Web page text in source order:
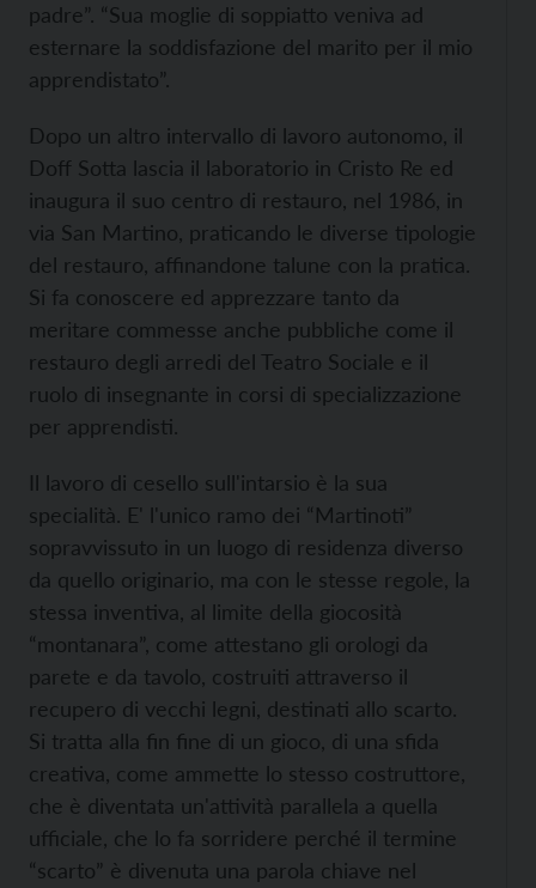
padre”. “Sua moglie di soppiatto veniva ad
esternare la soddisfazione del marito per il mio
apprendistato”.
Dopo un altro intervallo di lavoro autonomo, il
Doff Sotta lascia il laboratorio in Cristo Re ed
inaugura il suo centro di restauro, nel 1986, in
via San Martino, praticando le diverse tipologie
del restauro, affinandone talune con la pratica.
Si fa conoscere ed apprezzare tanto da
meritare commesse anche pubbliche come il
restauro degli arredi del Teatro Sociale e il
ruolo di insegnante in corsi di specializzazione
per apprendisti.
Il lavoro di cesello sull'intarsio è la sua
specialità. E' l'unico ramo dei “Martinoti”
sopravvissuto in un luogo di residenza diverso
da quello originario, ma con le stesse regole, la
stessa inventiva, al limite della giocosità
“montanara”, come attestano gli orologi da
parete e da tavolo, costruiti attraverso il
recupero di vecchi legni, destinati allo scarto.
Si tratta alla fin fine di un gioco, di una sfida
creativa, come ammette lo stesso costruttore,
che è diventata un'attività parallela a quella
ufficiale, che lo fa sorridere perché il termine
“scarto” è divenuta una parola chiave nel